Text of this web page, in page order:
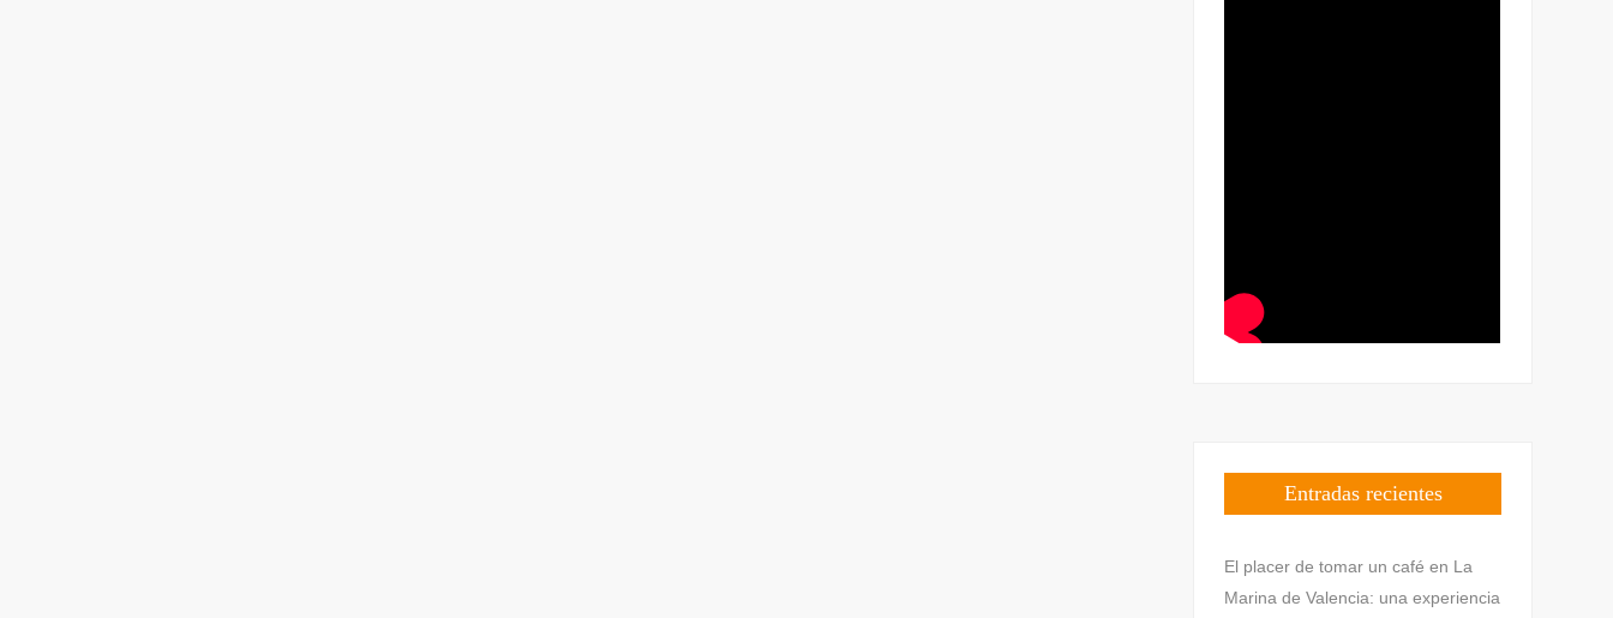
Entradas recientes
El placer de tomar un café en La
Marina de Valencia: una experiencia